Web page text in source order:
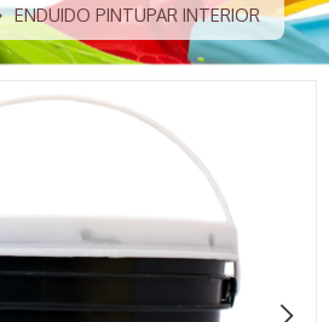
ENDUIDO PINTUPAR INTERIOR